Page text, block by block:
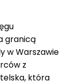
granicą
w Warszawie
z
która